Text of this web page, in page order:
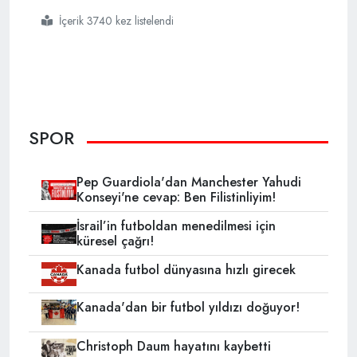
#fenerbahçe
#uefa avrupa ligi a grubu
#5
#
#ukrayna temsilcisi zorya
İçerik 3740 kez listelendi
SPOR
Pep Guardiola'dan Manchester Yahudi
Konseyi'ne cevap: Ben Filistinliyim!
İsrail’in futboldan menedilmesi için
küresel çağrı!
Kanada futbol dünyasına hızlı girecek
Kanada'dan bir futbol yıldızı doğuyor!
Christoph Daum hayatını kaybetti